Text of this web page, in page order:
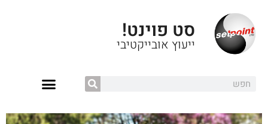
סט פוינט!
ייעוץ אובייקטיבי